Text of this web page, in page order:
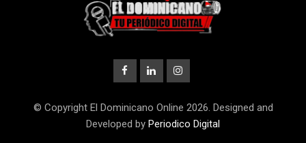
© Copyright El Dominicano Online 2026. Designed and
Developed by Periodico Digital